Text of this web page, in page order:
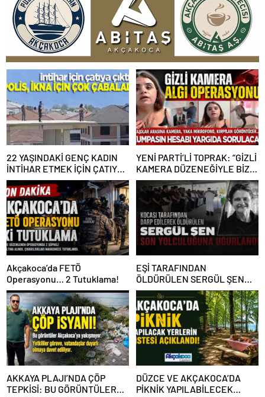
22 YAŞINDAKİ GENÇ KADIN
İNTİHAR ETMEK İÇİN ÇATIYA
ÇIKTI
YENİ PARTİ’Lİ TOPRAK: “GİZLİ
KAMERA DÜZENEĞİYLE BİZE
ALGI OPERASYONU YAPILDI”
Akçakoca’da FETÖ
Operasyonu… 2 Tutuklama!
EŞİ TARAFINDAN
ÖLDÜRÜLEN SERGÜL ŞEN
SON YOLCULUĞUNA
UĞURLANDI
AKKAYA PLAJI’NDA ÇÖP
TEPKİSİ: BU GÖRÜNTÜLER
DÜZCE VE AKÇAKOCA’DA
PİKNİK YAPILABİLECEK